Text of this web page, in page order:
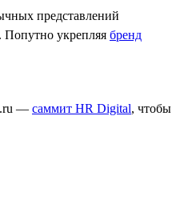
представлений
Попутно укрепляя бренд
— саммит HR Digital, чтобы